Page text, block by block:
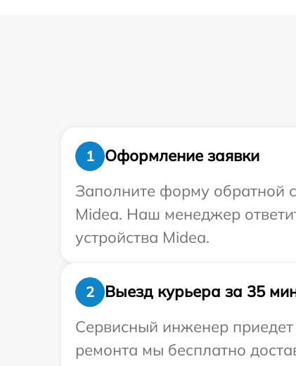
1
Оформление заявки
Заполните форму обратной
Midea. Наш менеджер
устройства Midea.
2
Выезд курьера за 35
Сервисный инженер
ремонта мы бесплатно